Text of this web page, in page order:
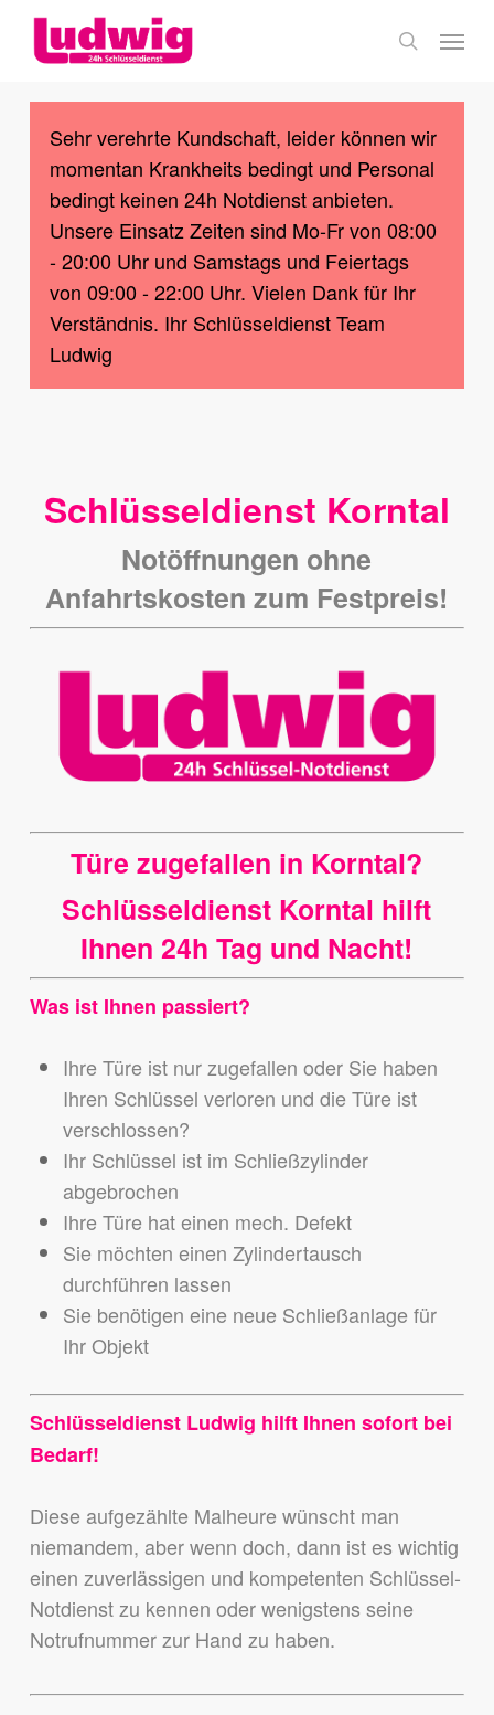
Skip
content
search
Menu
Sehr verehrte Kundschaft, leider können wir
momentan Krankheits bedingt und Personal
bedingt keinen 24h Notdienst anbieten.
Unsere Einsatz Zeiten sind Mo-Fr von 08:00
- 20:00 Uhr und Samstags und Feiertags
von 09:00 - 22:00 Uhr. Vielen Dank für Ihr
Verständnis. Ihr Schlüsseldienst Team
Ludwig
Schlüsseldienst Korntal
Notöffnungen ohne
Anfahrtskosten zum Festpreis!
Türe zugefallen in Korntal?
Schlüsseldienst Korntal hilft
Ihnen 24h Tag und Nacht!
Was ist Ihnen passiert?
Ihre Türe ist nur zugefallen oder Sie haben
Ihren Schlüssel verloren und die Türe ist
verschlossen?
Ihr Schlüssel ist im Schließzylinder
abgebrochen
Ihre Türe hat einen mech. Defekt
Sie möchten einen Zylindertausch
durchführen lassen
Sie benötigen eine neue Schließanlage für
Ihr Objekt
Schlüsseldienst Ludwig hilft Ihnen sofort bei
Bedarf!
Diese aufgezählte Malheure wünscht man
niemandem, aber wenn doch, dann ist es wichtig
einen zuverlässigen und kompetenten Schlüssel-
Notdienst zu kennen oder wenigstens seine
Notrufnummer zur Hand zu haben.